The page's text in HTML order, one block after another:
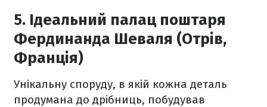
5. Ідеальний палац поштаря
Фердинанда Шеваля (Отрів,
Франція)
Унікальну споруду, в якій кожна деталь
продумана до дрібниць, побудував